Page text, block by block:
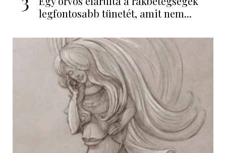
legfontosabb tünetét, amit nem...